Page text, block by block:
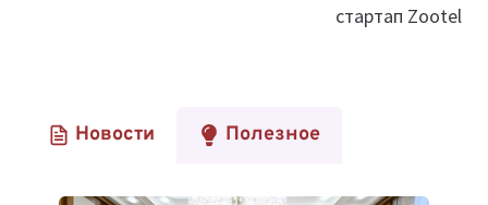
стартап Zootel
Новости Полезное